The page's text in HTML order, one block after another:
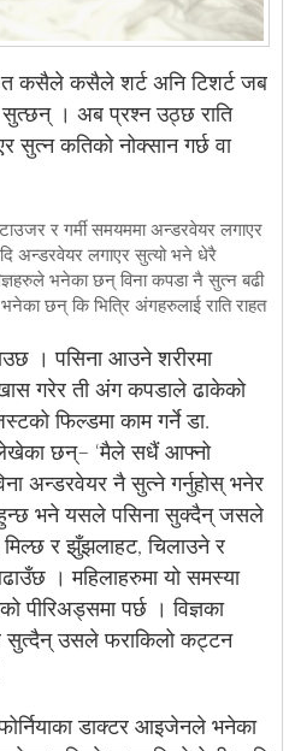
कसैले कसैले शर्ट अनि टिशर्ट जब
। अब प्रश्न उठ्छ राति
सुत्न कतिको नोक्सान गर्छ वा
र गर्मी समयममा अन्डरवेयर लगाएर
अन्डरवेयर लगाएर सुत्यो भने धेरै
भनेका छन् विना कपडा नै सुत्न बढी
छन् कि भित्रि अंगहरुलाई राति राहत
। पसिना आउने शरीरमा
खास गरेर ती अंग कपडाले ढाकेको
फिल्डमा काम गर्ने डा.
लेखेका छन्– ‘मैले सधैं आफ्नो
अन्डरवेयर नै सुत्ने गर्नुहोस् भनेर
हुन्छ भने यसले पसिना सुक्दैन् जसले
मिल्छ र झुँझलाहट, चिलाउने र
। महिलाहरुमा यो समस्या
पर्छ । विज्ञका
सुत्दैन् उसले फराकिलो कट्टन
डाक्टर आइजेनले भनेका